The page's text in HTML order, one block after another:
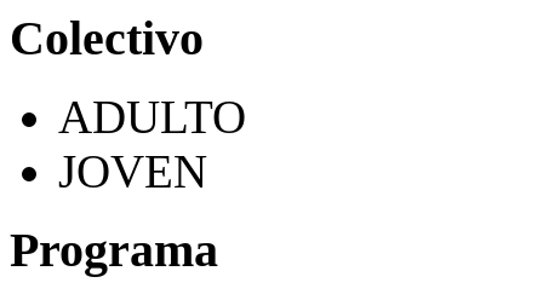
Colectivo
ADULTO
JOVEN
Programa